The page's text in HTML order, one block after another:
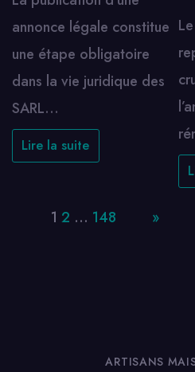
annonce légale constitue
une étape obligatoire
dans la vie juridique des
SARL…
Lire la suite
1 2 … 148 »
ARTISANS